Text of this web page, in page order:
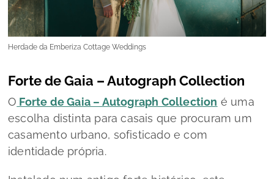
Herdade da Emberiza Cottage Weddings
Forte de Gaia – Autograph Collection
O Forte de Gaia – Autograph Collection é uma
escolha distinta para casais que procuram um
casamento urbano, sofisticado e com
identidade própria.